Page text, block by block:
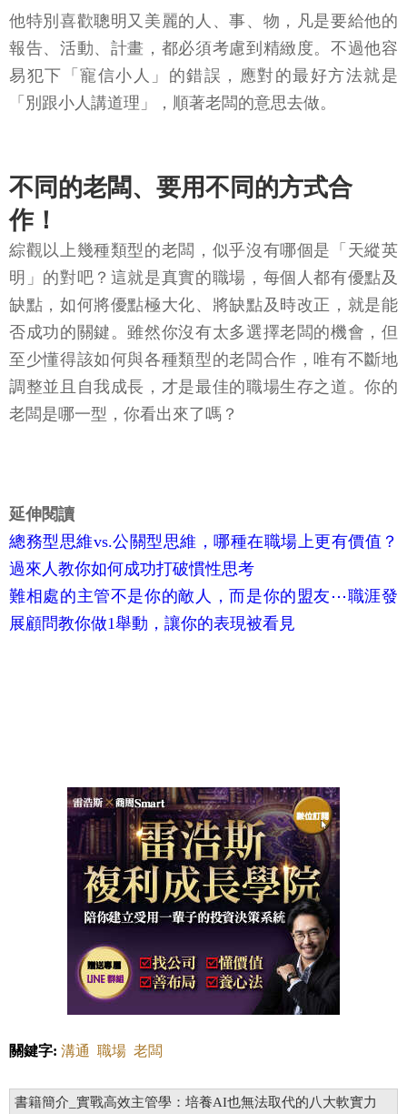
他特別喜歡聰明又美麗的人、事、物，凡是要給他的
報告、活動、計畫，都必須考慮到精緻度。不過他容
易犯下「寵信小人」的錯誤，應對的最好方法就是
「別跟小人講道理」，順著老闆的意思去做。
不同的老闆、要用不同的方式合
作！
綜觀以上幾種類型的老闆，似乎沒有哪個是「天縱英
明」的對吧？這就是真實的職場，每個人都有優點及
缺點，如何將優點極大化、將缺點及時改正，就是能
否成功的關鍵。雖然你沒有太多選擇老闆的機會，但
至少懂得該如何與各種類型的老闆合作，唯有不斷地
調整並且自我成長，才是最佳的職場生存之道。你的
老闆是哪一型，你看出來了嗎？
延伸閱讀
總務型思維vs.公關型思維，哪種在職場上更有價值？
過來人教你如何成功打破慣性思考
難相處的主管不是你的敵人，而是你的盟友⋯職涯發
展顧問教你做1舉動，讓你的表現被看見
關鍵字: 溝通 職場 老闆
書籍簡介_實戰高效主管學：培養AI也無法取代的八大軟實力